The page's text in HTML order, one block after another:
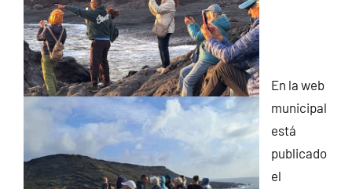
En la web
municipal
está
publicado
el